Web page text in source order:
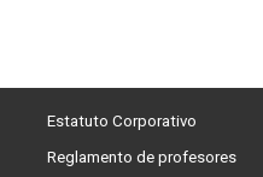
Estatuto Corporativo
Reglamento de profesores